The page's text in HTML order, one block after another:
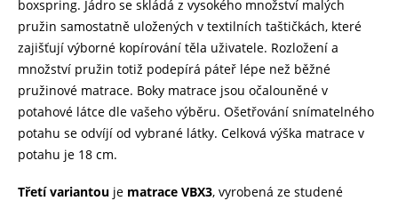
boxspring. Jádro se skládá z vysokého množství malých
pružin samostatně uložených v textilních taštičkách, které
zajišťují výborné kopírování těla uživatele. Rozložení a
množství pružin totiž podepírá páteř lépe než běžné
pružinové matrace. Boky matrace jsou očalouněné v
potahové látce dle vašeho výběru. Ošetřování snímatelného
potahu se odvíjí od vybrané látky. Celková výška matrace v
potahu je 18 cm.
Třetí variantou je matrace VBX3, vyrobená ze studené